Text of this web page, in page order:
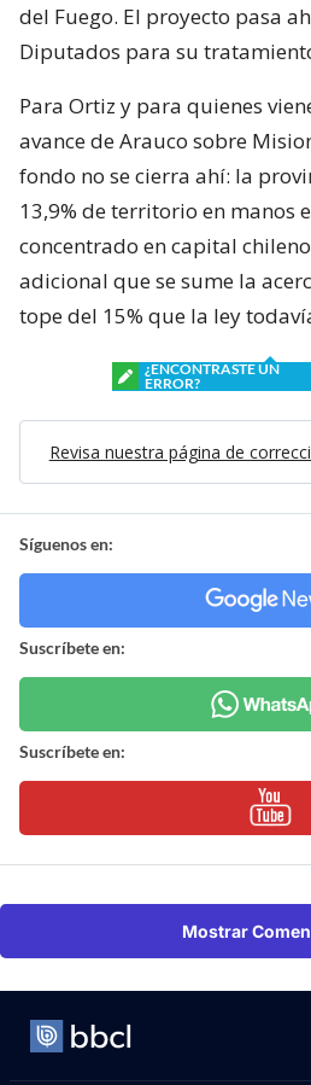
del Fuego. El proyecto pasa
Diputados para su
Para Ortiz y para quienes
avance de Arauco sobre
fondo no se cierra ahí: la
13,9% de territorio en manos
concentrado en capital
adicional que se sume la
tope del 15% que la ley
¿ENCONTRASTE UN
ERROR?
Revisa nuestra página de
Síguenos en:
Suscríbete en:
Suscríbete en:
Mostrar